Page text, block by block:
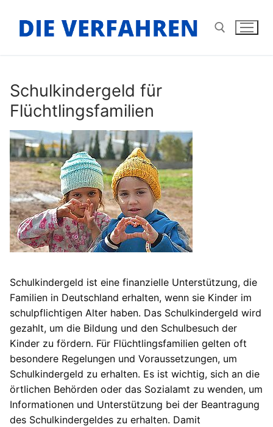
Inhalt
springen
Schulkindergeld für
Flüchtlingsfamilien
Schulkindergeld ist eine finanzielle Unterstützung, die
Familien in Deutschland erhalten, wenn sie Kinder im
schulpflichtigen Alter haben. Das Schulkindergeld wird
gezahlt, um die Bildung und den Schulbesuch der
Kinder zu fördern. Für Flüchtlingsfamilien gelten oft
besondere Regelungen und Voraussetzungen, um
Schulkindergeld zu erhalten. Es ist wichtig, sich an die
örtlichen Behörden oder das Sozialamt zu wenden, um
Informationen und Unterstützung bei der Beantragung
des Schulkindergeldes zu erhalten. Damit